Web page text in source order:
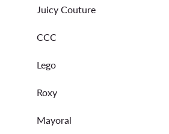
Juicy Couture
CCC
Lego
Roxy
Mayoral